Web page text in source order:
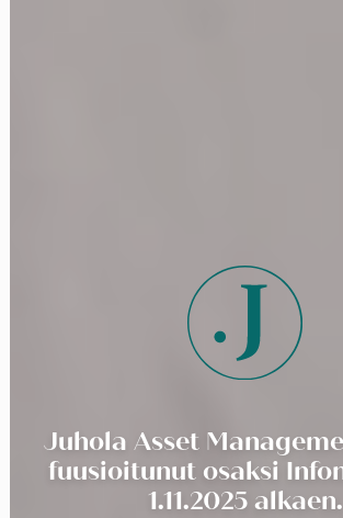
Juhola Asset
fuusioitunut osaksi
1.11.2025 alkaen.